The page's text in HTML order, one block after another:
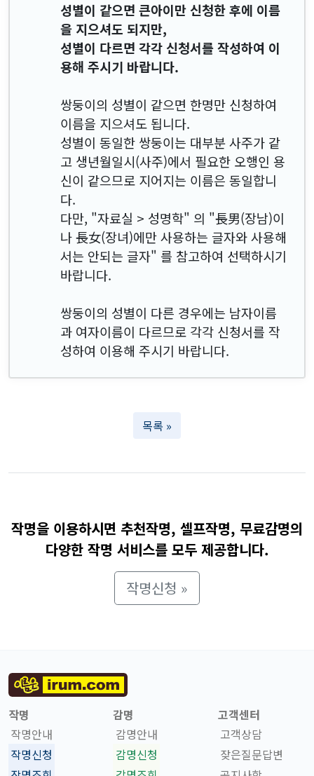
성별이 같으면 큰아이만 신청한 후에 이름
을 지으셔도 되지만,
성별이 다르면 각각 신청서를 작성하여 이
용해 주시기 바랍니다.
쌍둥이의 성별이 같으면 한명만 신청하여
이름을 지으셔도 됩니다.
성별이 동일한 쌍둥이는 대부분 사주가 같
고 생년월일시(사주)에서 필요한 오행인 용
신이 같으므로 지어지는 이름은 동일합니
다.
다만, "자료실 > 성명학" 의 "長男(장남)이
나 長女(장녀)에만 사용하는 글자와 사용해
서는 안되는 글자" 를 참고하여 선택하시기
바랍니다.
쌍둥이의 성별이 다른 경우에는 남자이름
과 여자이름이 다르므로 각각 신청서를 작
성하여 이용해 주시기 바랍니다.
목록 »
작명을 이용하시면 추천작명, 셀프작명, 무료감명의
다양한 작명 서비스를 모두 제공합니다.
작명신청 »
작명
작명안내
작명신청
감명
감명안내
감명신청
고객센터
고객상담
잦은질문답변